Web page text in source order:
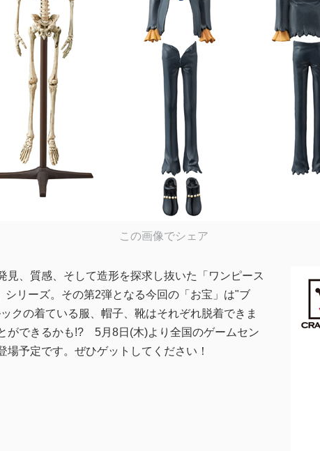
この画像でシェア
見、質感、そして造形を探求し抜いた「ワンピース
リーズ。その第2弾となる今回の「お宝」は"ブ
クの着ている服、帽子、靴はそれぞれ脱着できま
ができるかも!? 5月8日(木)より全国のゲームセン
場予定です。ぜひゲットしてください！